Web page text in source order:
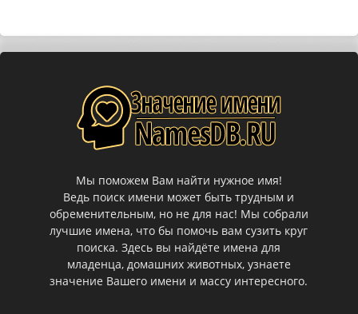
Мы поможем Вам найти нужное имя!
Ведь поиск имени может быть трудным и
обременительным, но не для нас! Мы собрали
лучшие имена, что бы помочь вам сузить круг
поиска. Здесь вы найдёте имена для
младенца, домашних животных, узнаете
значение Вашего имени и массу интересного.